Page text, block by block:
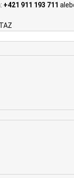
+421 911 193 711